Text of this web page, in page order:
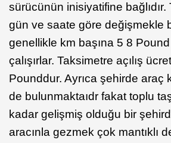
sürücünün inisiyatifine bağlıdır.
gün ve saate göre değişmekle
genellikle km başına 5 8 Pound
çalışırlar. Taksimetre açılış
Pounddur. Ayrıca şehirde araç
de bulunmaktaıdr fakat toplu
kadar gelişmiş olduğu bir
aracınla gezmek çok mantıklı